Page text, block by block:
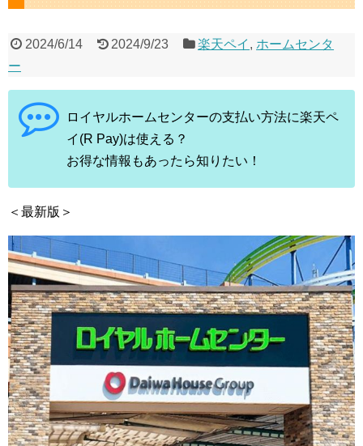
2024/6/14 2024/9/23 楽天ペイ , ホームセンタ
ー
ロイヤルホームセンターの支払い方法に楽天ペ
イ(R Pay)は使える？
お得な情報もあったら知りたい！
＜最新版＞